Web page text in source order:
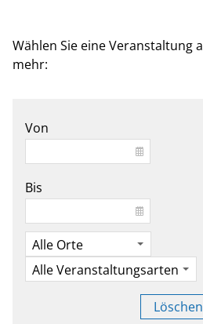
Wählen Sie eine Veranstaltung
mehr:
Von
Bis
Löschen